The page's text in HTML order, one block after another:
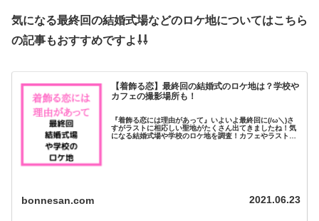
気になる最終回の結婚式場などのロケ地についてはこちら
の記事もおすすめですよ⇩⇩
【着飾る恋】最終回の結婚式のロケ地は？学校や
カフェの撮影場所も！
『着飾る恋には理由があって』いよいよ最終回に(/ω＼)さ
すがラストに相応しい聖地がたくさん出てきましたね！気
になる結婚式場や学校のロケ地を調査！カフェやラストの
bonnesan.com 2021.06.23